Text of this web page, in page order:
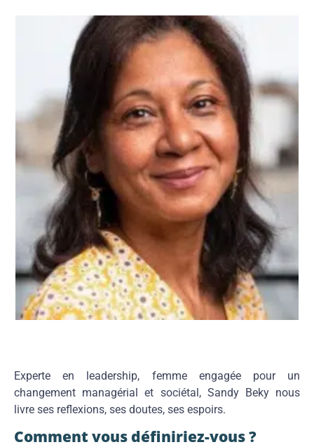
Experte en leadership, femme engagée pour un
changement managérial et sociétal, Sandy Beky nous
livre ses reflexions, ses doutes, ses espoirs.
Comment vous définiriez-vous ?